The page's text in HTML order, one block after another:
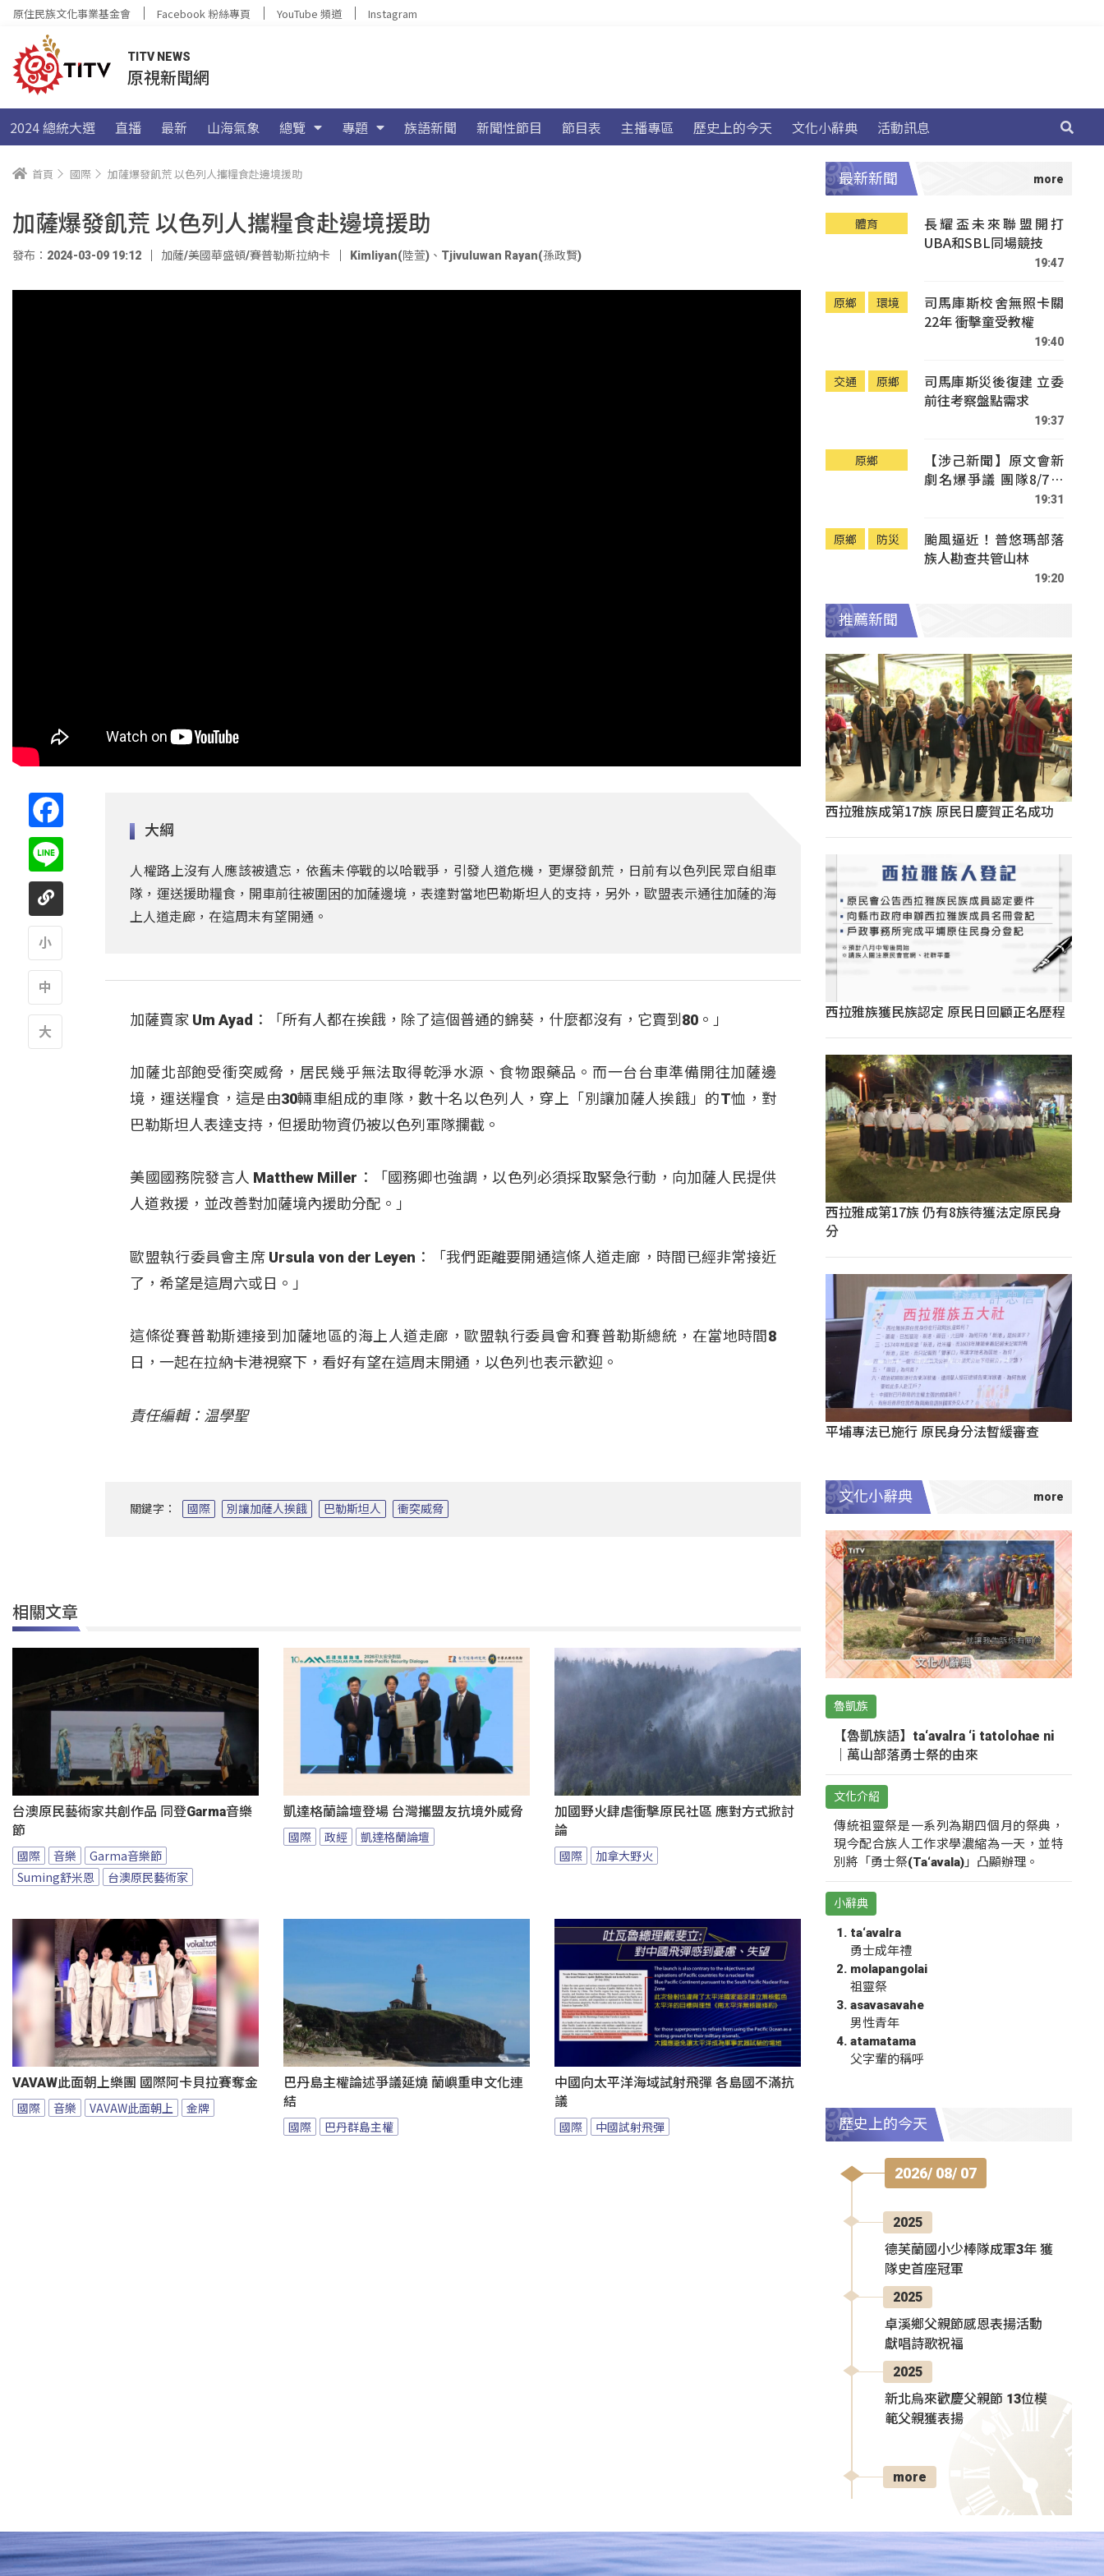
原住民族文化事業基金會 Facebook 粉絲專頁 YouTube 頻道 Instagram
TITV NEWS
原視新聞網
2024 總統大選 直播 最新 山海氣象 總覽 專題 族語新聞 新聞性節目 節目表 主播專區 歷史上的今天 文化小辭典 活動訊息
首頁 國際 加薩爆發飢荒 以色列人攜糧食赴邊境援助
加薩爆發飢荒 以色列人攜糧食赴邊境援助
發布：2024-03-09 19:12 加薩/美國華盛頓/賽普勒斯拉納卡 Kimliyan(陸萱) 、 Tjivuluwan Rayan(孫政賢)
大綱
人權路上沒有人應該被遺忘，依舊未停戰的以哈戰爭，引發人道危機，更爆發飢荒，日前有以色列民眾自組車
隊，運送援助糧食，開車前往被圍困的加薩邊境，表達對當地巴勒斯坦人的支持，另外，歐盟表示通往加薩的海
上人道走廊，在這周末有望開通。
加薩賣家 Um Ayad：「所有人都在挨餓，除了這個普通的錦葵，什麼都沒有，它賣到80。」
加薩北部飽受衝突威脅，居民幾乎無法取得乾淨水源、食物跟藥品。而一台台車準備開往加薩邊
境，運送糧食，這是由30輛車組成的車隊，數十名以色列人，穿上「別讓加薩人挨餓」的T恤，對
巴勒斯坦人表達支持，但援助物資仍被以色列軍隊攔截。
美國國務院發言人 Matthew Miller：「國務卿也強調，以色列必須採取緊急行動，向加薩人民提供
人道救援，並改善對加薩境內援助分配。」
歐盟執行委員會主席 Ursula von der Leyen：「我們距離要開通這條人道走廊，時間已經非常接近
了，希望是這周六或日。」
這條從賽普勒斯連接到加薩地區的海上人道走廊，歐盟執行委員會和賽普勒斯總統，在當地時間8
日，一起在拉納卡港視察下，看好有望在這周末開通，以色列也表示歡迎。
責任編輯：温學聖
關鍵字： 國際 別讓加薩人挨餓 巴勒斯坦人 衝突威脅
相關文章
台澳原民藝術家共創作品 同登Garma音樂
節
國際 音樂
Garma音樂節
Suming舒米恩
台澳原民藝術家
凱達格蘭論壇登場 台灣攜盟友抗境外威脅
國際 政經 凱達格蘭論壇
加國野火肆虐衝擊原民社區 應對方式掀討
論
國際 加拿大野火
VAVAW此面朝上樂團 國際阿卡貝拉賽奪金
國際 音樂 VAVAW此面朝上 金牌
巴丹島主權論述爭議延燒 蘭嶼重申文化連
結
國際 巴丹群島主權
中國向太平洋海域試射飛彈 各島國不滿抗
議
國際 中國試射飛彈
最新新聞
體育
長耀盃未來聯盟開打
UBA和SBL同場競技
19:47
原鄉 環境
司馬庫斯校舍無照卡關
22年 衝擊童受教權
19:40
交通 原鄉
司馬庫斯災後復建 立委
前往考察盤點需求
19:37
原鄉
【涉己新聞】原文會新
劇名爆爭議 團隊8/7赴
19:31
原鄉 防災
颱風逼近！普悠瑪部落
族人勘查共管山林
19:20
推薦新聞
西拉雅族成第17族 原民日慶賀正名成功
西拉雅族獲民族認定 原民日回顧正名歷程
西拉雅成第17族 仍有8族待獲法定原民身
分
平埔專法已施行 原民身分法暫緩審查
文化小辭典
魯凱族
【魯凱族語】ta‘avalra ‘i tatolohae ni
｜萬山部落勇士祭的由來
文化介紹
傳統祖靈祭是一系列為期四個月的祭典，
現今配合族人工作求學濃縮為一天，並特
別將「勇士祭(Ta‘avala)」凸顯辦理。
小辭典
ta‘avalra
勇士成年禮
molapangolai
祖靈祭
asavasavahe
男性青年
atamatama
父字輩的稱呼
歷史上的今天
2026/ 08/ 07
2025
德芙蘭國小少棒隊成軍3年 獲
隊史首座冠軍
2025
卓溪鄉父親節感恩表揚活動
獻唱詩歌祝福
2025
新北烏來歡慶父親節 13位模
範父親獲表揚
more